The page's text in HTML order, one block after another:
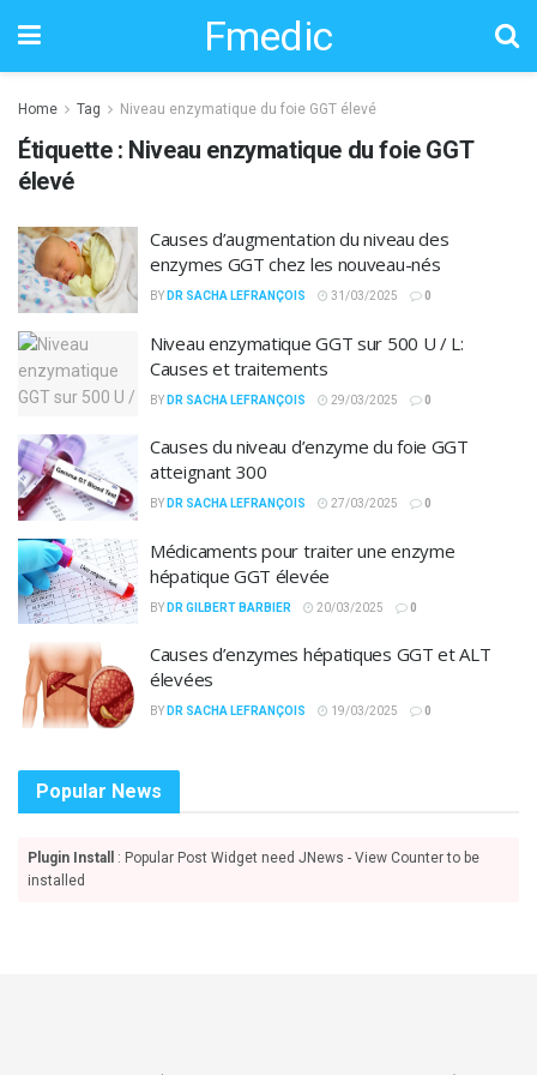
Fmedic
Home Tag Niveau enzymatique du foie GGT élevé
Étiquette : Niveau enzymatique du foie GGT
élevé
Causes d’augmentation du niveau des
enzymes GGT chez les nouveau-nés
BY DR SACHA LEFRANÇOIS 31/03/2025 0
Niveau enzymatique GGT sur 500 U / L:
Causes et traitements
BY DR SACHA LEFRANÇOIS 29/03/2025 0
Causes du niveau d’enzyme du foie GGT
atteignant 300
BY DR SACHA LEFRANÇOIS 27/03/2025 0
Médicaments pour traiter une enzyme
hépatique GGT élevée
BY DR GILBERT BARBIER 20/03/2025 0
Causes d’enzymes hépatiques GGT et ALT
élevées
BY DR SACHA LEFRANÇOIS 19/03/2025 0
Popular News
Plugin Install
: Popular Post Widget need JNews - View Counter to be
installed